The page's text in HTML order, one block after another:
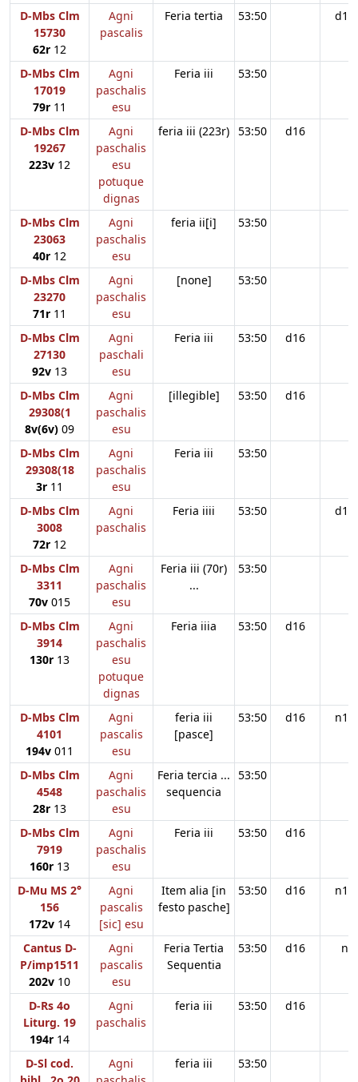
D-Mbs Clm
15730
62r 12
Agni
pascalis
Feria tertia 53:50 d16
D-Mbs Clm
17019
79r 11
Agni
paschalis
esu
Feria iii 53:50
D-Mbs Clm
19267
223v 12
Agni
paschalis
esu
potuque
dignas
feria iii (223r) 53:50 d16
D-Mbs Clm
23063
40r 12
Agni
paschalis
esu
feria ii[i] 53:50
D-Mbs Clm
23270
71r 11
Agni
paschalis
esu
[none] 53:50
D-Mbs Clm
27130
92v 13
Agni
paschali
esu
Feria iii 53:50 d16
D-Mbs Clm
29308(1
8v(6v) 09
Agni
paschalis
esu
[illegible] 53:50 d16
D-Mbs Clm
29308(18
3r 11
Agni
paschalis
esu
Feria iii 53:50
D-Mbs Clm
3008
72r 12
Agni
paschalis
Feria iiii 53:50 d16
D-Mbs Clm
3311
70v 015
Agni
paschalis
esu
Feria iii (70r)
...
53:50
D-Mbs Clm
3914
130r 13
Agni
paschalis
esu
potuque
dignas
Feria iiia 53:50 d16
D-Mbs Clm
4101
194v 011
Agni
pascalis
esu
feria iii
[pasce]
53:50 d16 n11
D-Mbs Clm
4548
28r 13
Agni
paschalis
esu
Feria tercia ...
sequencia
53:50
D-Mbs Clm
7919
160r 13
Agni
paschalis
esu
Feria iii 53:50 d16
D-Mu MS 2°
156
172v 14
Agni
pascalis
[sic] esu
Item alia [in
festo pasche]
53:50 d16 n11
Cantus D-
P/imp1511
202v 10
Agni
pascalis
esu
Feria Tertia
Sequentia
53:50 d16 n
D-Rs 4o
Liturg. 19
194r 14
Agni
paschalis
feria iii 53:50 d16
D-Sl cod.
Agni
feria iii 53:50